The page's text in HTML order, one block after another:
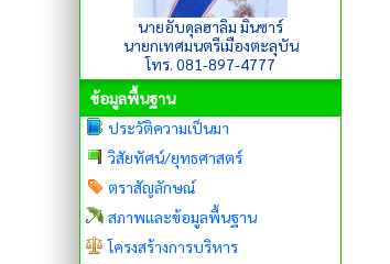
นายอับดุลฮาลิม มินซาร์
นายกเทศมนตรีเมืองตะลุบัน
โทร. 081-897-4777
ข้อมูลพื้นฐาน
ประวัติความเป็นมา
วิสัยทัศน์/ยุทธศาสตร์
ตราสัญลักษณ์
สภาพและข้อมูลพื้นฐาน
โครงสร้างการบริหาร